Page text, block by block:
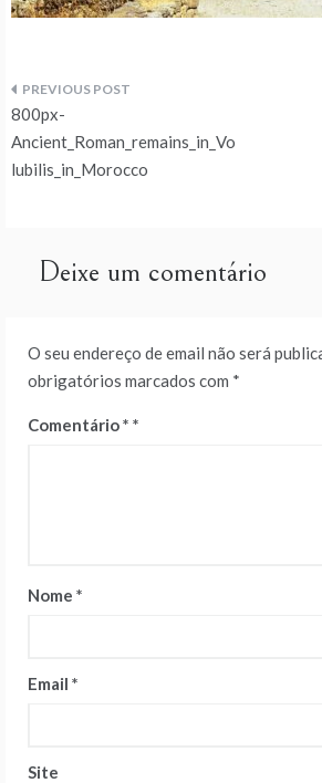
Navegação
de
800px-
Ancient_Roman_remains_in_Vo
lubilis_in_Morocco
Deixe um comentário
O seu endereço de email não será
obrigatórios marcados com *
Comentário*
Nome *
Email *
Site